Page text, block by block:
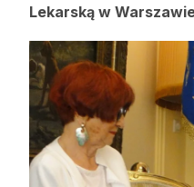
Lekarską w